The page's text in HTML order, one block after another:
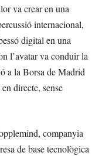
va crear en una
internacional,
digital en una
l’avatar va conduir la
a la Borsa de Madrid
directe, sense
companyia
de base tecnològica